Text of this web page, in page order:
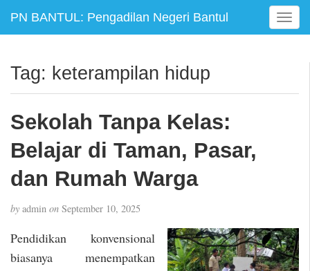
PN BANTUL: Pengadilan Negeri Bantul
T
o
e
o
n
Tag: keterampilan hidup
Sekolah Tanpa Kelas:
Belajar di Taman, Pasar,
dan Rumah Warga
by admin on September 10, 2025
Pendidikan konvensional
biasanya menempatkan